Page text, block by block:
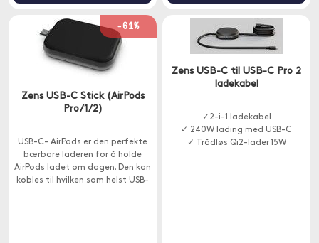
-61%
Zens USB-C Stick (AirPods
Pro/1/2)
USB-C- AirPods er den perfekte
bærbare laderen for å holde
AirPods ladet om dagen. Den kan
kobles til hvilken som helst USB-
Zens USB-C til USB-C Pro 2
ladekabel
✓2-i-1 ladekabel
✓ 240W lading med USB-C
✓ Trådløs Qi2-lader 15W